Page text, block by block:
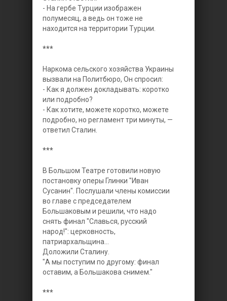
- На гербе Турции изображен
полумесяц, а ведь он тоже не
находится на территории Турции.
***
Наркома сельского хозяйства Украины
вызвали на Политбюро, Он спросил:
- Как я должен докладывать: коротко
или подробно?
- Как хотите, можете коротко, можете
подробно, но регламент три минуты, —
ответил Сталин.
***
В Большом Театре готовили новую
постановку оперы Глинки "Иван
Сусанин". Послушали члены комиссии
во главе с председателем
Большаковым и решили, что надо
снять финал "Славься, русский
народ!": церковность,
патриархальщина...
Доложили Сталину.
"А мы поступим по другому: финал
оставим, а Большакова снимем."
***